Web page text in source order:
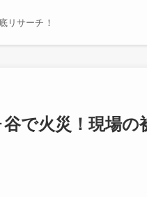
リサーチ！
で火災！現場の